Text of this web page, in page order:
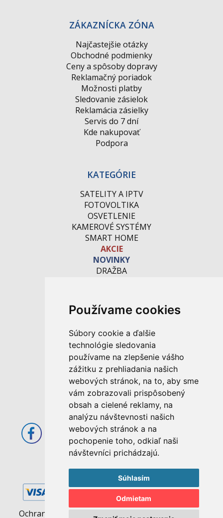
Používame cookies
Súbory cookie a ďalšie
technológie sledovania
používame na zlepšenie vášho
zážitku z prehliadania našich
webových stránok, na to, aby sme
vám zobrazovali prispôsobený
obsah a cielené reklamy, na
analýzu návštevnosti našich
webových stránok a na
pochopenie toho, odkiaľ naši
návštevníci prichádzajú.
Súhlasím
Odmietam
ZÁKAZNÍCKA ZÓNA
Najčastejšie otázky
Obchodné podmienky
Ceny a spôsoby dopravy
Reklamačný poriadok
Možnosti platby
Sledovanie zásielok
Reklamácia zásielky
Servis do 7 dní
Kde nakupovať
Podpora
KATEGÓRIE
SATELITY A IPTV
FOTOVOLTIKA
OSVETLENIE
KAMEROVÉ SYSTÉMY
SMART HOME
AKCIE
NOVINKY
DRAŽBA
M. Rázusa 4795/34
955 01 Topoľčany
Slovenská republika
E-mail: info@abcom.sk
Tel: +421 38 53 62 611
Otváracie hodiny:
Po - Pia: 08:00 - 17:00
Ochrana osobných údajov | Pravidlá cookies